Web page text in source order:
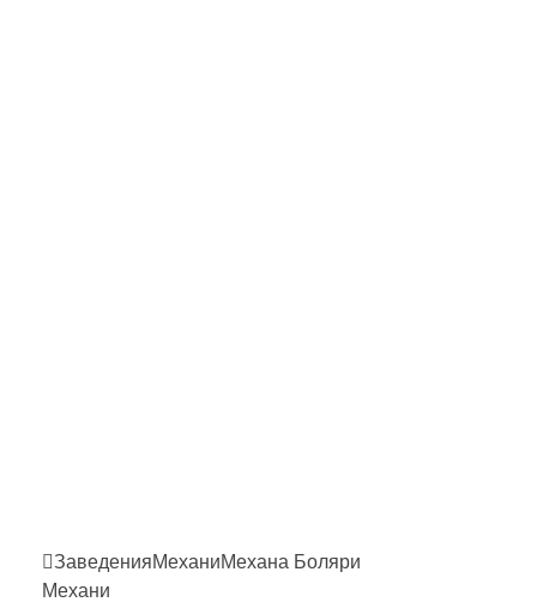
ЗаведенияМеханиMexaнa Бoляpи
Механи